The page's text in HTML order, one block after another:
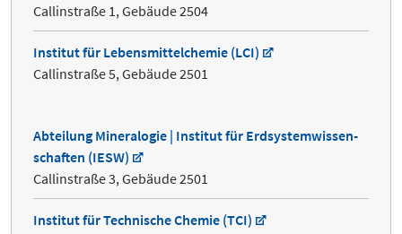
Callinstraße 1, Gebäude 2504
Institut für Lebensmittelchemie (LCI)
Callinstraße 5, Gebäude 2501
Abteilung Mineralogie | Institut für Erdsystem­wissen­
schaften (IESW)
Callinstraße 3, Gebäude 2501
Institut für Technische Chemie (TCI)